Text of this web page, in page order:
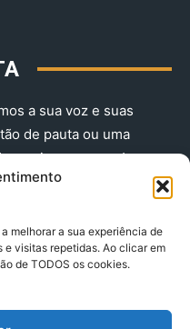
melhorar a sua experiência de
visitas repetidas. Ao clicar em
de TODOS os cookies.
a sua voz e suas
de pauta ou uma
envie-nos agora!